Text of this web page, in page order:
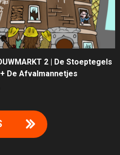
2 | De Stoeptegels
De Afvalmannetjes